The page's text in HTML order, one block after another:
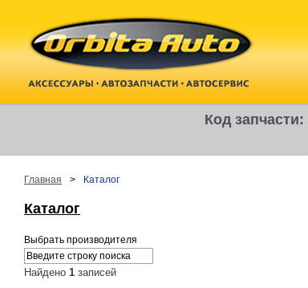
Код запчасти:
Главная > Каталог
Каталог
Выбрать производителя
Найдено 1 записей